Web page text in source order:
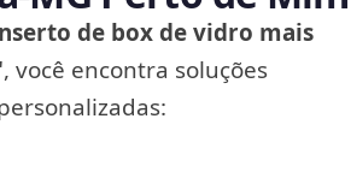
de box de vidro mais
, você encontra soluções